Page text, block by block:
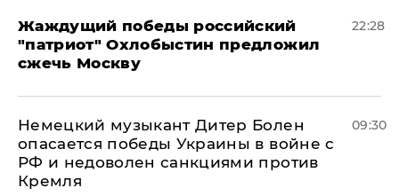
Жаждущий победы российский
"патриот" Охлобыстин предложил
сжечь Москву
22:28
Немецкий музыкант Дитер Болен
опасается победы Украины в войне с
РФ и недоволен санкциями против
Кремля
09:30